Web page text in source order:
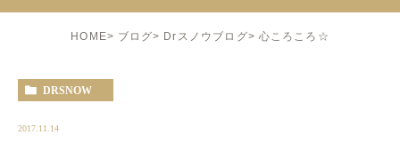
HOME ブログ Drスノウブログ 心ころころ☆
DRSNOW
2017.11.14